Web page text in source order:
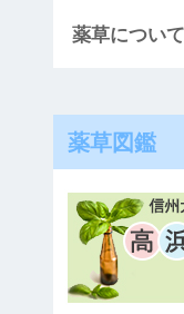
薬草について
薬草図鑑